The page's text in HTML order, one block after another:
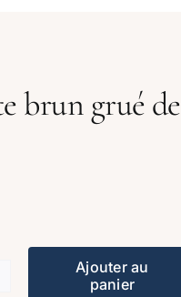
brun grué de
Ajouter au
panier